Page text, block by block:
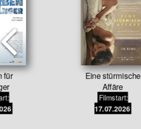
für
Eine stürmische
Affäre
Filmstart:
17.07.2026